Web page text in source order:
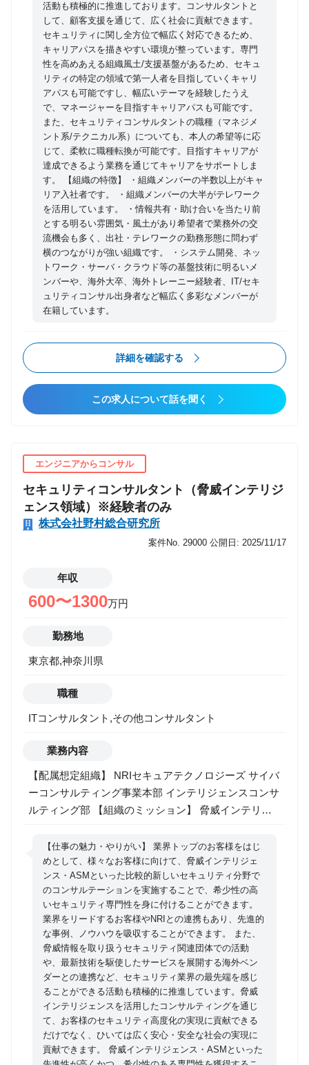
供、各業界のセキュリティナレッジの収集・蓄積・発
信の自動化の取り組みを推進しています。 【募集職種
の期待役割】 産業セクターの各種業界における規制動
向および業界の各企業が抱える課題を深く分析し、顧
客企業の情報セキュリティ戦略の立案、セキュリティ
マネジメント計画の策定、国内外のセキュリティ規
格・ガイドラインへの準拠等のコンサルテーションを
提供し、顧客ビジネスの発展、その先にある社会の安
全・安心の実現をリードしていただきます。 【具体的
な職務内容】 本ポジションでは、広く産業セクターの
顧客業種に応じたセキュリティコンサルタントとし
て、国内外の動向、規格、新技術などを踏まえなが
ら、業界リーダー企業を中心に、お客様のセキュリテ
ィに係る課題の解決を支援します。また、官公庁向け
のご支援や業界団体での委員会・情報発信等にも積極
的に参画し、付加価値の高い活動を推進していきま
す。 具体的には以下のような領域でのコンサルティン
グを実施します。 ◆セキュリティに関するコンサルテ
ィング ・セキュリティロードマップ（中長期計画）
ィ対策状況の可視化支援 ・グループグローバル全体
のガバナンスの高度化および推進支援 ・業界別ガイ
ドライン・基準等への評価・準拠支援 ・サプライチ
ェーンマネジメントに関する高度化支援 ・セキュリ
現するためのサイバーセキュリティ対策の高度化計画
の策定支援 ・AI等の新技術活用時におけるリスク調
査等のアドバイザリ支援 ■プロジェクト事例 重要イン
フラ企業・グローバル製造業・運輸業・流通業等幅広
く ・サイバーセキュリティに関する中期計画の策定
および実行支援 ・セキュリティアドバイザリ支援
インシデント発生時の対応・復旧支援の助言等 ・
CIS Controls、NIST CyberSecurity Framework、NIST
どを利用したセキュリティ対策状況の可視化・準拠支
考：セキュリティコンサルティングサービス
種は、NRIグループの一員であるNRIセキュアテクノ
ロジーズに出向していただく形になりますが、野村総
活動も積極的に推進しております。コンサルタントと
して、顧客支援を通じて、広く社会に貢献できます。
セキュリティに関し全方位で幅広く対応できるため、
キャリアパスを描きやすい環境が整っています。専門
性を高めあえる組織風土/支援基盤があるため、セキュ
リティの特定の領域で第一人者を目指していくキャリ
アパスも可能ですし、幅広いテーマを経験したうえ
で、マネージャーを目指すキャリアパスも可能です。
また、セキュリティコンサルタントの職種（マネジメ
ント系/テクニカル系）についても、本人の希望等に応
じて、柔軟に職種転換が可能です。目指すキャリアが
達成できるよう業務を通じてキャリアをサポートしま
す。 【組織の特徴】 ・組織メンバーの半数以上がキャ
リア入社者です。 ・組織メンバーの大半がテレワーク
を活用しています。 ・情報共有・助け合いを当たり前
とする明るい雰囲気・風土があり希望者で業務外の交
流機会も多く、出社・テレワークの勤務形態に問わず
横のつながりが強い組織です。 ・システム開発、ネッ
トワーク・サーバ・クラウド等の基盤技術に明るいメ
ンバーや、海外大卒、海外トレーニー経験者、IT/セキ
ュリティコンサル出身者など幅広く多彩なメンバーが
在籍しています。
詳細を確認する
この求人について話を聞く
エンジニアからコンサル
セキュリティコンサルタント（脅威インテリジ
ェンス領域）※経験者のみ
株式会社野村総合研究所
案件No. 29000 公開日: 2025/11/17
年収
600〜1300万円
勤務地
東京都,神奈川県
職種
ITコンサルタント,その他コンサルタント
業務内容
【配属想定組織】 NRIセキュアテクノロジーズ サイバ
ーコンサルティング事業本部 インテリジェンスコンサ
ルティング部 【組織のミッション】 脅威インテリジ
したリスクベースアプローチでのセキュリティ対策の
支援をすることで、お客様のセキュリティ高度化に寄
与します。併せてASMサービスも提供することによ
り、ASMと脅威インテリジェンスをかけあわせた高度
な付加価値サービスを提供しています。大手金融機関
を含む多数のお客様に対するサービス提供実績があ
り、自社を取り巻く脅威への対策に加え、経営層の
方々へのレポーティングなどでもご活用いただいてい
ます。 組織文化としては、社内ベンチャー第一号であ
るNRIセキュアのチャレンジを重んじる文化の中、新
技術・新ツールを駆使しながらサイバー空間を取り巻
く脅威の動向を収集・分析しサービス提供を推進して
います。 【募集職種の期待役割】 脅威インテリジェ
【仕事の魅力・やりがい】 業界トップのお客様をはじ
めとして、様々なお客様に向けて、脅威インテリジェ
ンス・ASMといった比較的新しいセキュリティ分野で
のコンサルテーションを実施することで、希少性の高
いセキュリティ専門性を身に付けることができます。
業界をリードするお客様やNRIとの連携もあり、先進的
な事例、ノウハウを吸収することができます。 また、
脅威情報を取り扱うセキュリティ関連団体での活動
や、最新技術を駆使したサービスを展開する海外ベン
ダーとの連携など、セキュリティ業界の最先端を感じ
ることができる活動も積極的に推進しています。脅威
インテリジェンスを活用したコンサルティングを通じ
て、お客様のセキュリティ高度化の実現に貢献できる
だけでなく、ひいては広く安心・安全な社会の実現に
貢献できます。 脅威インテリジェンス・ASMといった